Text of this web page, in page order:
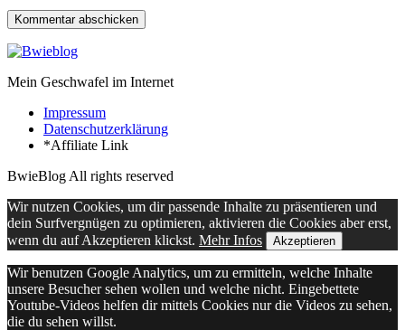
Mein Geschwafel im Internet
Impressum
Datenschutzerklärung
*Affiliate Link
BwieBlog All rights reserved
Wir nutzen Cookies, um dir passende Inhalte zu präsentieren und
dein Surfvergnügen zu optimieren, aktivieren die Cookies aber erst,
wenn du auf Akzeptieren klickst. Mehr Infos Akzeptieren
Wir benutzen Google Analytics, um zu ermitteln, welche Inhalte
unsere Besucher sehen wollen und welche nicht. Eingebettete
Youtube-Videos helfen dir mittels Cookies nur die Videos zu sehen,
die du sehen willst.